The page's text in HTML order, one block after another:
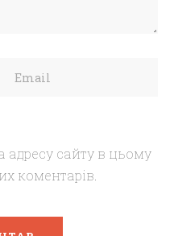
адресу сайту в цьому
коментарів.